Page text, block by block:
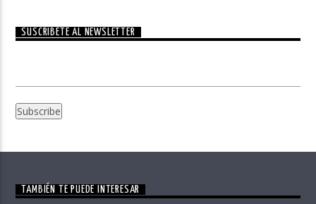
SUSCRÍBETE AL NEWSLETTER
TAMBIÉN TE PUEDE INTERESAR